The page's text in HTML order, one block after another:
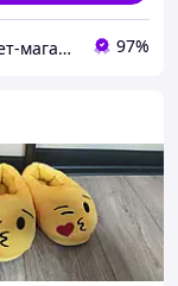
Интернет-магазин euro-imports.com.ua 97%